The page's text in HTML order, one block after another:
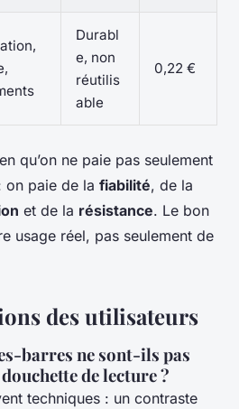
Durabl
e, non
réutilis
able
0,22 €
qu’on ne paie pas seulement
on paie de la fiabilité, de la
et de la résistance. Le bon
usage réel, pas seulement de
des utilisateurs
barres ne sont-ils pas
de lecture ?
techniques : un contraste